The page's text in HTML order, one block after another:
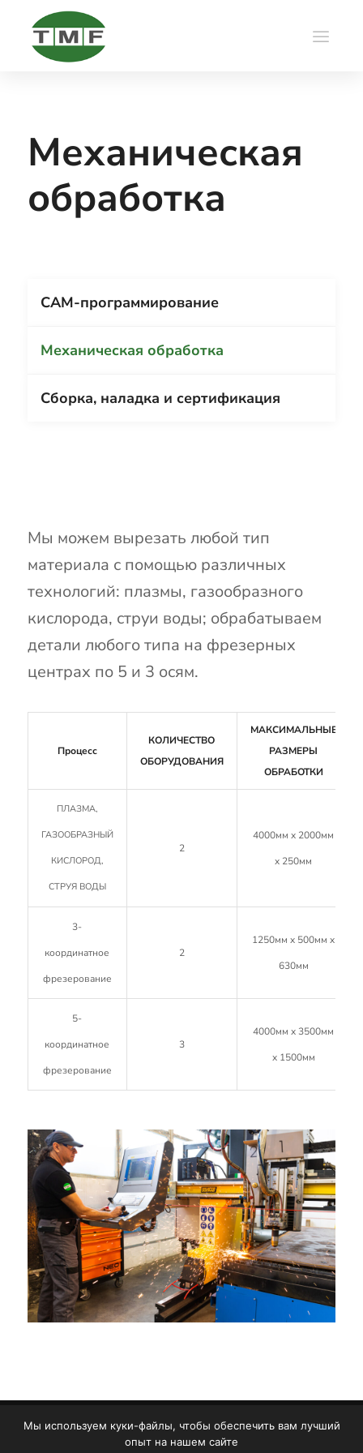
Механическая
обработка
CAM-программирование
Механическая обработка
Сборка, наладка и сертификация
Мы можем вырезать любой тип
материала с помощью различных
технологий: плазмы, газообразного
кислорода, струи воды; обрабатываем
детали любого типа на фрезерных
центрах по 5 и 3 осям.
Процесс
КОЛИЧЕСТВО
ОБОРУДОВАНИЯ
МАКСИМАЛЬНЫЕ
РАЗМЕРЫ
ОБРАБОТКИ
ПЛАЗМА,
ГАЗООБРАЗНЫЙ
КИСЛОРОД,
СТРУЯ ВОДЫ
2
4000мм x 2000мм
x 250мм
3-
координатное
фрезерование
2
1250мм x 500мм x
630мм
5-
координатное
фрезерование
3
4000мм x 3500мм
x 1500мм
Copyright © TMF S.R.L. 2025
Мы используем куки-файлы, чтобы обеспечить вам лучший
опыт на нашем сайте